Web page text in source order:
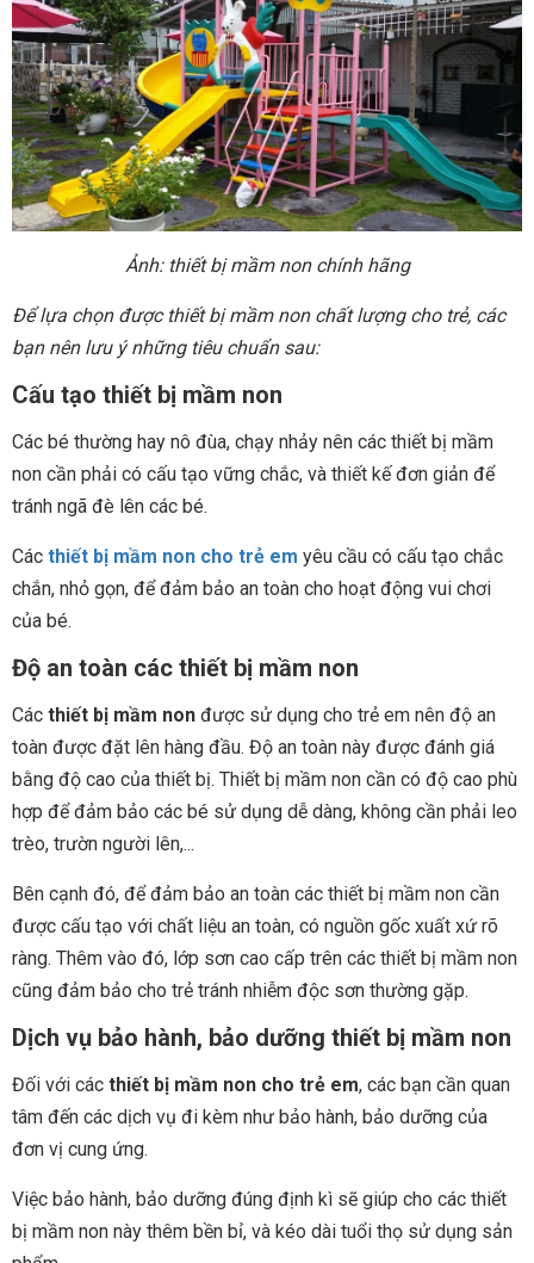
Ảnh: thiết bị mầm non chính hãng
Để lựa chọn được thiết bị mầm non chất lượng cho trẻ, các
bạn nên lưu ý những tiêu chuẩn sau:
Cấu tạo thiết bị mầm non
Các bé thường hay nô đùa, chạy nhảy nên các thiết bị mầm
non cần phải có cấu tạo vững chắc, và thiết kế đơn giản để
tránh ngã đè lên các bé.
Các thiết bị mầm non cho trẻ em yêu cầu có cấu tạo chắc
chắn, nhỏ gọn, để đảm bảo an toàn cho hoạt động vui chơi
của bé.
Độ an toàn các thiết bị mầm non
Các thiết bị mầm non được sử dụng cho trẻ em nên độ an
toàn được đặt lên hàng đầu. Độ an toàn này được đánh giá
bằng độ cao của thiết bị. Thiết bị mầm non cần có độ cao phù
hợp để đảm bảo các bé sử dụng dễ dàng, không cần phải leo
trèo, trườn người lên,...
Bên cạnh đó, để đảm bảo an toàn các thiết bị mầm non cần
được cấu tạo với chất liệu an toàn, có nguồn gốc xuất xứ rõ
ràng. Thêm vào đó, lớp sơn cao cấp trên các thiết bị mầm non
cũng đảm bảo cho trẻ tránh nhiễm độc sơn thường gặp.
Dịch vụ bảo hành, bảo dưỡng thiết bị mầm non
Đối với các thiết bị mầm non cho trẻ em, các bạn cần quan
tâm đến các dịch vụ đi kèm như bảo hành, bảo dưỡng của
đơn vị cung ứng.
Việc bảo hành, bảo dưỡng đúng định kì sẽ giúp cho các thiết
bị mầm non này thêm bền bỉ, và kéo dài tuổi thọ sử dụng sản